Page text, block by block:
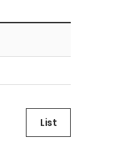
List